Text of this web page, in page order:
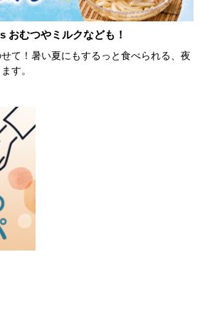
おむつやミルクなども！
て！暑い夏にもするっと食べられる、夜
す。